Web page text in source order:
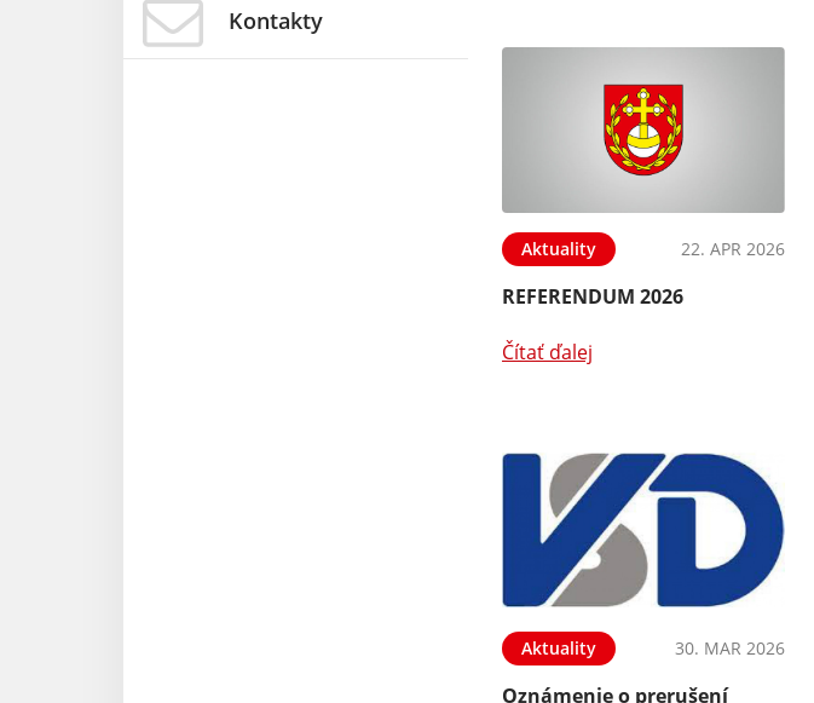
Kontakty
Aktuality 22. APR 2026
REFERENDUM 2026
Čítať ďalej
Aktuality 30. MAR 2026
Oznámenie o prerušení